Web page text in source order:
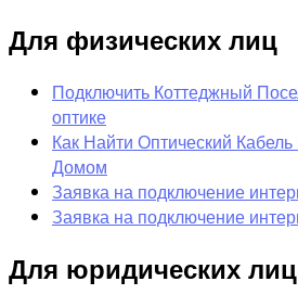
Для физических лиц
Подключить Коттеджный
оптике
Как Найти Оптический
Домом
Заявка на подключение
Заявка на подключение
Для юридических лиц